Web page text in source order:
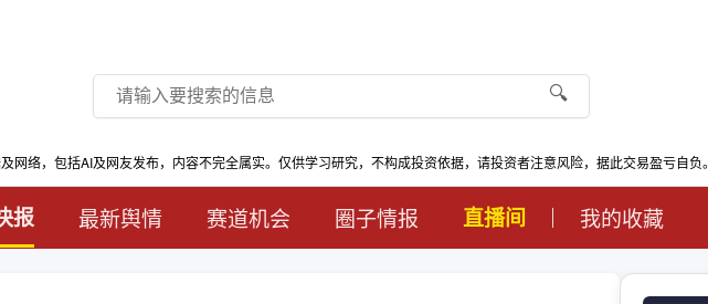
🔍
网络，包括AI及网友发布，内容不完全属实。仅供学习研究，不构成投资依据，请投资者注意风险，据此交易盈亏自负。
报 最新舆情 赛道机会 圈子情报 直播间 我的收藏